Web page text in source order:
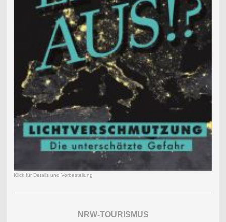
Klick für Details und Vorbestellung
NRW-TOURISMUS